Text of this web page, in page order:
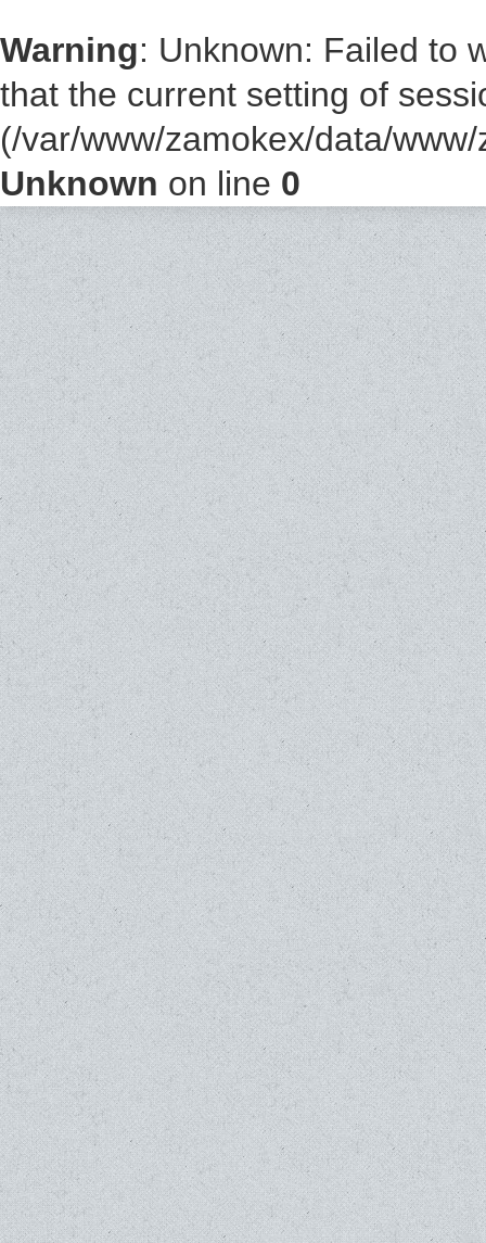
Warning: Unknown: Failed to
that the current setting of
(/var/www/zamokex/data/
Unknown on line 0